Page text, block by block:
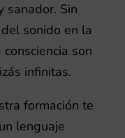
sanador. Sin
sonido en la
son
infinitas.
formación te
lenguaje